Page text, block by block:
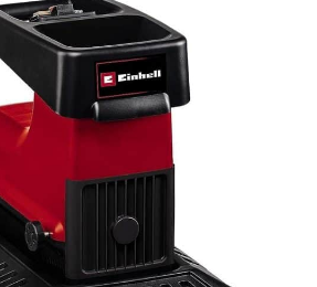
à
bien
pour
le
de
SEESII
le
conception plus intelligente 🍃
Sécurité Intégrée Pour Une
Utilisation Confiante—La
sécurité d'abord. SEESII
tronçonneuse à batterie
comprend plusieurs
protections: un interrupteur de
verrouillage pour éviter les
démarrages accidentels, un
réduire les éclaboussures de
bois, et des lunettes et gants de
protection renforcée. Que vous
soyez novice ou bricoleur
expérimenté, SEESII rend la
sécurité simple et fiable 🍃 Kit
ainsi un travail confortable sans fatigue
de chaîne intégré arrête immédiatement la
– pour une sécurité maximale lors des
travaux de jardinage.